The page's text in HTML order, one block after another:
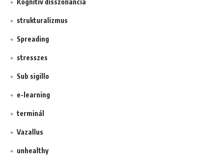
Kognitív disszonancia
strukturalizmus
Spreading
stresszes
Sub sigillo
e-learning
terminál
Vazallus
unhealthy